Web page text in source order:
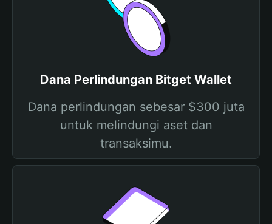
Dana Perlindungan Bitget Wallet
Dana perlindungan sebesar $300 juta
untuk melindungi aset dan
transaksimu.